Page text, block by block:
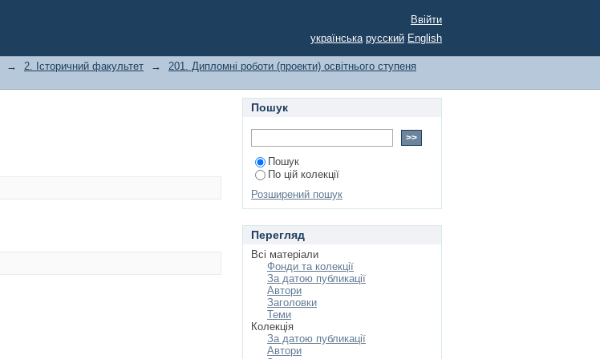
Ввійти
українська русский English
→ 2. Історичний факультет →
201. Дипломні роботи (проекти) освітнього ступеня
Пошук
Пошук
По цій колекції
Розширений пошук
Перегляд
Всі матеріали
Фонди та колекції
За датою публикації
Автори
Заголовки
Теми
Колекція
За датою публикації
Автори